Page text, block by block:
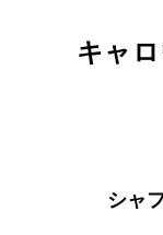
キャ
シャ